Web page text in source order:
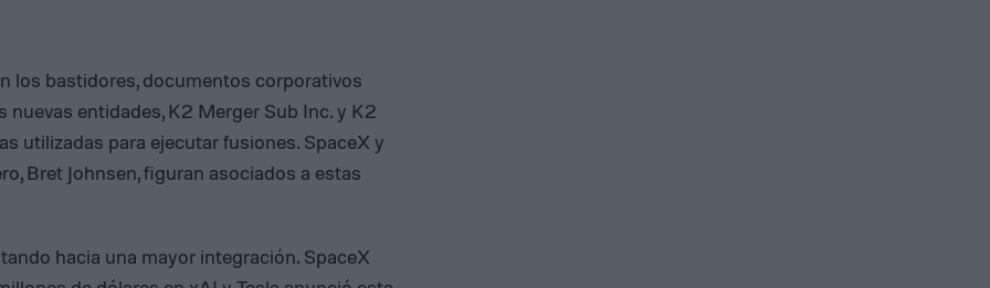
los bastidores, documentos corporativos
nuevas entidades, K2 Merger Sub Inc. y K2
utilizadas para ejecutar fusiones. SpaceX y
Bret Johnsen, figuran asociados a estas
hacia una mayor integración. SpaceX